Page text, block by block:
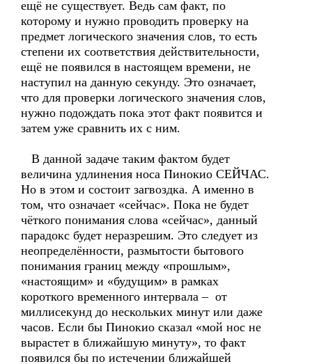
ещё не существует. Ведь сам факт, по
которому и нужно проводить проверку на
предмет логического значения слов, то есть
степени их соответствия действительности,
ещё не появился в настоящем времени, не
наступил на данную секунду. Это означает,
что для проверки логического значения слов,
нужно подождать пока этот факт появится и
затем уже сравнить их с ним.
В данной задаче таким фактом будет
величина удлинения носа Пинокио СЕЙЧАС.
Но в этом и состоит загвоздка. А именно в
том, что означает «сейчас». Пока не будет
чёткого понимания слова «сейчас», данный
парадокс будет неразрешим. Это следует из
неопределённости, размытости бытового
понимания границ между «прошлым»,
«настоящим» и «будущим» в рамках
короткого временного интервала – от
миллисекунд до нескольких минут или даже
часов. Если бы Пинокио сказал «мой нос не
вырастет в ближайшую минуту», то факт
появился бы по истечении ближайшей